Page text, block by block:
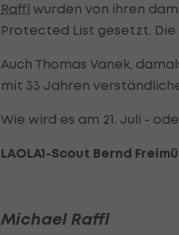
Raffl wurden von ihren
Protected List gesetzt.
Auch Thomas Vanek,
mit 33 Jahren
Wie wird es am 21. Juli -
LAOLA1-Scout Bernd
Michael Raffl